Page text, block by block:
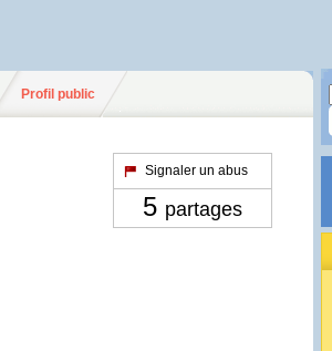
Profil public
Signaler un abus
5 partages